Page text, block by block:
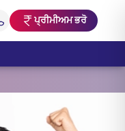
ਪ੍ਰੀਮੀਅਮ ਭਰੋ